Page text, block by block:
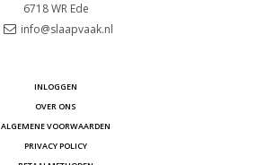
6718 WR Ede
info@slaapvaak.nl
INLOGGEN
OVER ONS
ALGEMENE VOORWAARDEN
PRIVACY POLICY